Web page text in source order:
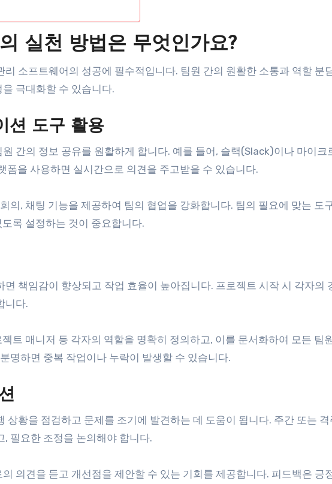
실천 방법은 무엇인가요?
리 소프트웨어의 성공에 필수적입니다. 팀원 간의 원활한 소통과 역할 분
극대화할 수 있습니다.
션 도구 활용
간의 정보 공유를 원활하게 합니다. 예를 들어, 슬랙(Slack)이나 마이크
을 사용하면 실시간으로 의견을 주고받을 수 있습니다.
의, 채팅 기능을 제공하여 팀의 협업을 강화합니다. 팀의 필요에 맞는 도
록 설정하는 것이 중요합니다.
책임감이 향상되고 작업 효율이 높아집니다. 프로젝트 시작 시 각자의
니다.
트 매니저 등 각자의 역할을 명확히 정의하고, 이를 문서화하여 모든 팀
명하면 중복 작업이나 누락이 발생할 수 있습니다.
상황을 점검하고 문제를 조기에 발견하는 데 도움이 됩니다. 주간 또는
필요한 조정을 논의해야 합니다.
의견을 듣고 개선점을 제안할 수 있는 기회를 제공합니다. 피드백은 긍